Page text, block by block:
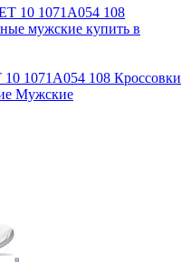
1071A054 108 Кроссовки
Мужские